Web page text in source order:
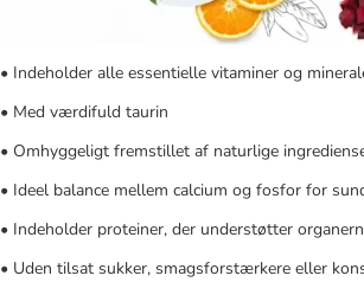
• Indeholder alle essentielle vitaminer og
• Med værdifuld taurin
• Omhyggeligt fremstillet af naturlige
• Ideel balance mellem calcium og fosfor for
• Indeholder proteiner, der understøtter
• Uden tilsat sukker, smagsforstærkere eller